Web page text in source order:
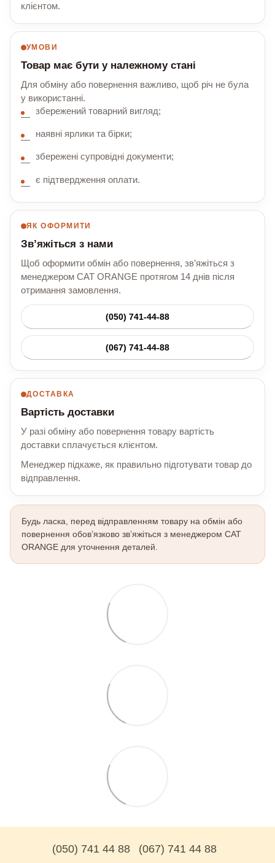
клієнтом.
УМОВИ
Товар має бути у належному стані
Для обміну або повернення важливо, щоб річ не була
у використанні.
збережений товарний вигляд;
наявні ярлики та бірки;
збережені супровідні документи;
є підтвердження оплати.
ЯК ОФОРМИТИ
Зв’яжіться з нами
Щоб оформити обмін або повернення, зв’яжіться з
менеджером CAT ORANGE протягом 14 днів після
отримання замовлення.
(050) 741-44-88
(067) 741-44-88
ДОСТАВКА
Вартість доставки
У разі обміну або повернення товару вартість
доставки сплачується клієнтом.
Менеджер підкаже, як правильно підготувати товар до
відправлення.
Будь ласка, перед відправленням товару на обмін або
повернення обов’язково зв’яжіться з менеджером CAT
ORANGE для уточнення деталей.
(050) 741 44 88 (067) 741 44 88